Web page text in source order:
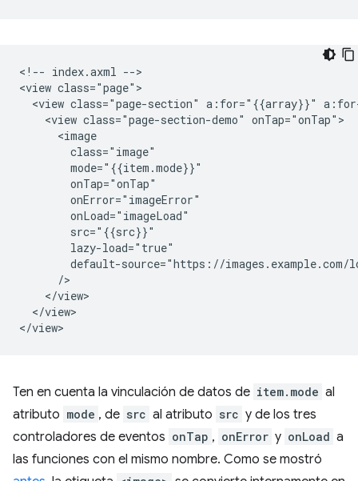
<!-- index.axml -->
<view class="page">
<view class="page-section" a:for="{{array}}"
    <view class="page-section-demo" onTap="onTap">
      <image
        class="image"
        mode="{{item.mode}}"
        onTap="onTap"
        onError="imageError"
        onLoad="imageLoad"
        src="{{src}}"
        lazy-load="true"
default-source="https://images.example.com/
      />
    </view>
  </view>
Ten en cuenta la vinculación de datos de item.mode al
atributo mode , de src al atributo src y de los tres
controladores de eventos onTap , onError y onLoad a
las funciones con el mismo nombre. Como se mostró